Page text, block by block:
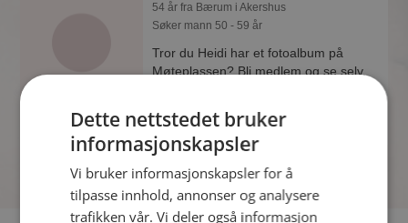
54 år fra Bærum i Akershus
Søker mann 50 - 59 år
Tror du Heidi har et fotoalbum på
Møteplassen? Bli medlem og se selv.
Dette nettstedet bruker
informasjonskapsler
Vi bruker informasjonskapsler for å
tilpasse innhold, annonser og analysere
trafikken vår. Vi deler også informasjon